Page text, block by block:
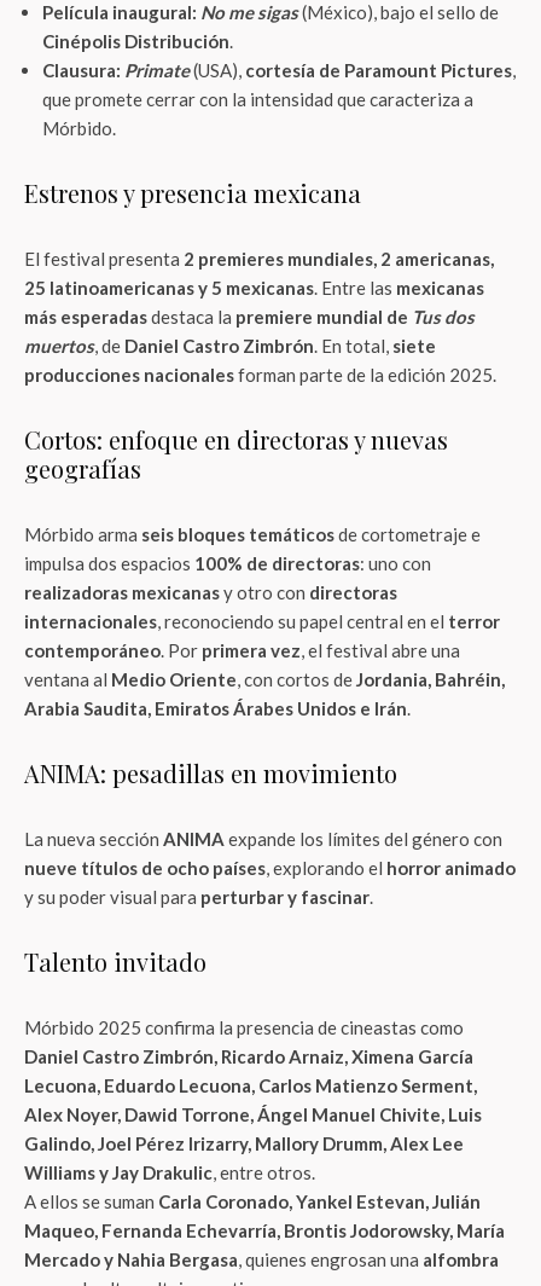
Película inaugural: No me sigas(México), bajo el sello de
Cinépolis Distribución.
Clausura: Primate(USA), cortesía de Paramount Pictures,
que promete cerrar con la intensidad que caracteriza a
Mórbido.
Estrenos y presencia mexicana
El festival presenta 2 premieres mundiales, 2 americanas,
25 latinoamericanas y 5 mexicanas. Entre las mexicanas
más esperadasdestaca la premiere mundial de Tus dos
muertos, de Daniel Castro Zimbrón. En total, siete
producciones nacionalesforman parte de la edición 2025.
Cortos: enfoque en directoras y nuevas
geografías
Mórbido arma seis bloques temáticosde cortometraje e
impulsa dos espacios 100% de directoras: uno con
realizadoras mexicanasy otro con directoras
internacionales, reconociendo su papel central en el terror
contemporáneo. Por primera vez, el festival abre una
ventana al Medio Oriente, con cortos deJordania, Bahréin,
Arabia Saudita, Emiratos Árabes Unidos e Irán.
ANIMA: pesadillas en movimiento
La nueva sección ANIMA expande los límites del género con
nueve títulos de ocho países, explorando el horror animado
y su poder visual para perturbar y fascinar.
Talento invitado
Mórbido 2025 confirma la presencia de cineastas como
Daniel Castro Zimbrón, Ricardo Arnaiz, Ximena García
Lecuona, Eduardo Lecuona, Carlos Matienzo Serment,
Alex Noyer, Dawid Torrone, Ángel Manuel Chivite, Luis
Galindo, Joel Pérez Irizarry, Mallory Drumm, Alex Lee
Williams y Jay Drakulic, entre otros.
A ellos se suman Carla Coronado, Yankel Estevan, Julián
Maqueo, Fernanda Echevarría, Brontis Jodorowsky, María
Mercado y Nahia Bergasa, quienes engrosan una alfombra